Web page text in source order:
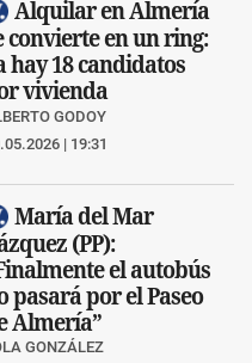
Alquilar en Almería
convierte en un ring:
hay 18 candidatos
vivienda
GODOY
| 19:31
María del Mar
(PP):
el autobús
pasará por el Paseo
Almería”
GONZÁLEZ